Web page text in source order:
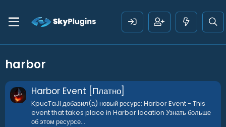
harbor
Harbor Event [Платно]
KpucTaJl добавил(а) новый ресурс: Harbor Event - This
event that takes place in Harbor location Узнать больше
об этом ресурсе...